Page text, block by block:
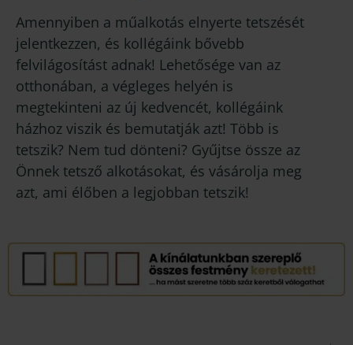
Amennyiben a műalkotás elnyerte tetszését
jelentkezzen, és kollégáink bővebb
felvilágosítást adnak! Lehetősége van az
otthonában, a végleges helyén is
megtekinteni az új kedvencét, kollégáink
házhoz viszik és bemutatják azt! Több is
tetszik? Nem tud dönteni? Gyűjtse össze az
Önnek tetsző alkotásokat, és vásárolja meg
azt, ami élőben a legjobban tetszik!